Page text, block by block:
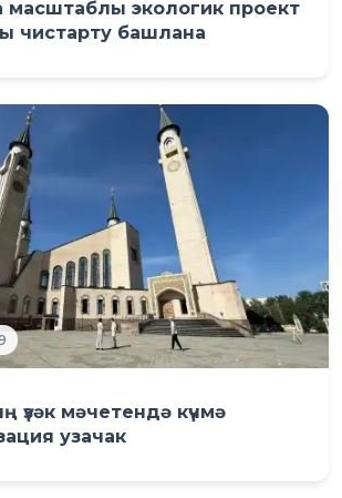
масштаблы экологик проект
чистарту башлана
үзәк мәчетендә күчмә
узачак